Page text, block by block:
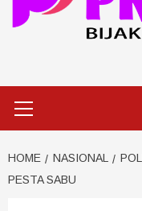
HOME NASIONAL
PESTA SABU